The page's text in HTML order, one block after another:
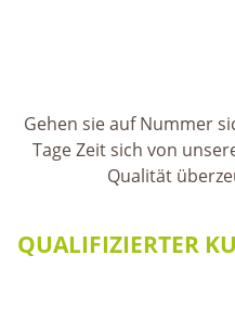
Gehen sie auf Nummer
Tage Zeit sich von
Qualität
QUALIFIZIERTER